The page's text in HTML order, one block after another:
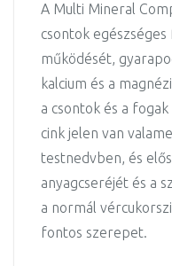
A Multi Mineral
csontok
működését,
kalcium és a
a csontok és a
cink jelen van
testnedvben, és
anyagcseréjét és a
a normál
fontos szerepet.